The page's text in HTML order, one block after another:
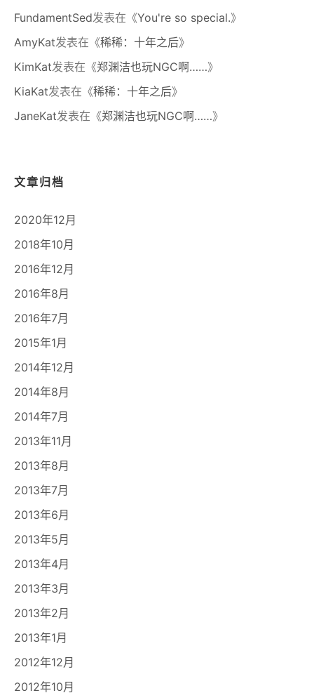
FundamentSed发表在《You're so special.》
AmyKat发表在《稀稀：十年之后》
KimKat发表在《郑渊洁也玩NGC啊……》
KiaKat发表在《稀稀：十年之后》
JaneKat发表在《郑渊洁也玩NGC啊……》
文章归档
2020年12月
2018年10月
2016年12月
2016年8月
2016年7月
2015年1月
2014年12月
2014年8月
2014年7月
2013年11月
2013年8月
2013年7月
2013年6月
2013年5月
2013年4月
2013年3月
2013年2月
2013年1月
2012年12月
2012年10月